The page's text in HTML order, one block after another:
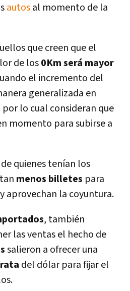
autosal momento de la
que creen que el
de los0Km será mayor
el incremento del
generalizada en
lo cual consideran que
momento para subirse a
quienes tení­an los
menos billetes para
aprovechan la coyuntura.
, también
las ventas el hecho de
salieron a ofrecer una
del dólar para fijar el